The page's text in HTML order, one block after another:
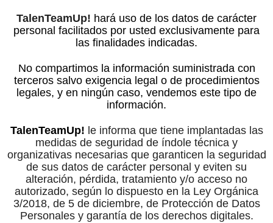
TalenTeamUp! hará uso de los datos de carácter
personal facilitados por usted exclusivamente para
las finalidades indicadas.
No compartimos la información suministrada con
terceros salvo exigencia legal o de procedimientos
legales, y en ningún caso, vendemos este tipo de
información.
TalenTeamUp! le informa que tiene implantadas las
medidas de seguridad de índole técnica y
organizativas necesarias que garanticen la seguridad
de sus datos de carácter personal y eviten su
alteración, pérdida, tratamiento y/o acceso no
autorizado, según lo dispuesto en la Ley Orgánica
3/2018, de 5 de diciembre, de Protección de Datos
Personales y garantía de los derechos digitales.